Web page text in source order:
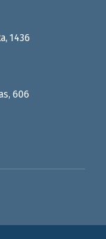
1436
606